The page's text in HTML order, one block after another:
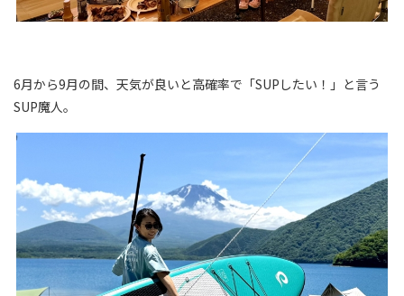
6月から9月の間、天気が良いと高確率で「SUPしたい！」と言う
SUP魔人。